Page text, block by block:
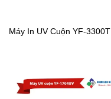
Máy In UV Cuộn YF-3300T